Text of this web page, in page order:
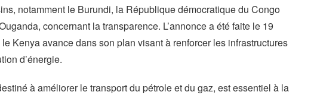
notamment le Burundi, la République démocratique du Congo
concernant la transparence. L’annonce a été faite le 19
Kenya avance dans son plan visant à renforcer les infrastructures
d’énergie.
à améliorer le transport du pétrole et du gaz, est essentiel à la